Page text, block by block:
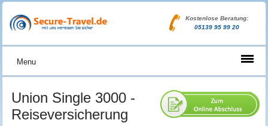
Kostenlose Beratung:
05139 95 99 20
Menu
Union Single 3000 -
Reiseversicherung